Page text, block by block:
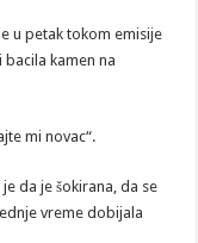
u petak tokom emisije
kamen na
mi novac“.
da je šokirana, da se
vreme dobijala